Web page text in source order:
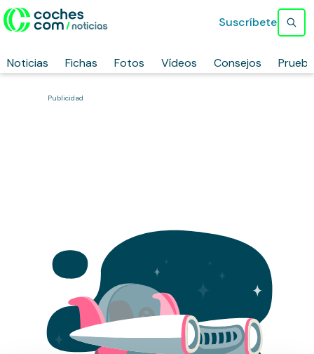
Noticias Fichas Fotos Vídeos Consejos
Suscríbete
Publicidad